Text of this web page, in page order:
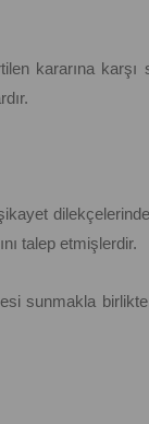
kararına
talep etmişlerdir.
sunmakla